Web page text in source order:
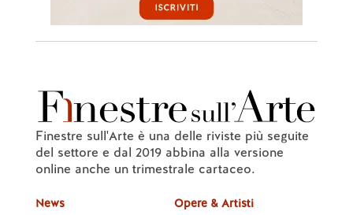
Finestre sull'Arte è una delle riviste più seguite
del settore e dal 2019 abbina alla versione
online anche un trimestrale cartaceo.
News
Opere & Artisti